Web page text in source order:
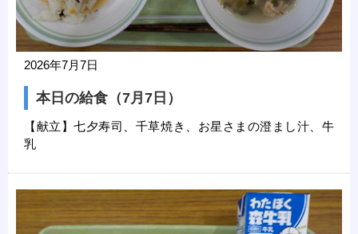
2026年7月7日
本日の給食（7月7日）
【献立】七夕寿司、千草焼き、お星さまの澄まし汁、牛
乳